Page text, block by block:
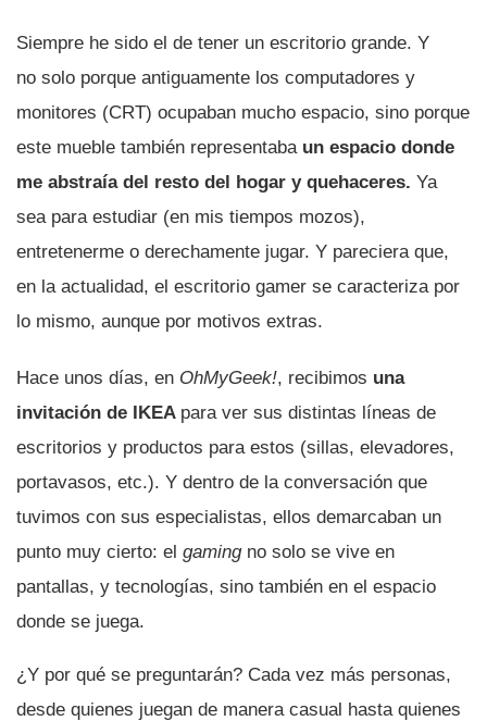
Siempre he sido el de tener un escritorio grande. Y
no solo porque antiguamente los computadores y
monitores (CRT) ocupaban mucho espacio, sino porque
este mueble también representaba un espacio donde
me abstraía del resto del hogar y quehaceres. Ya
sea para estudiar (en mis tiempos mozos),
entretenerme o derechamente jugar. Y pareciera que,
en la actualidad, el escritorio gamer se caracteriza por
lo mismo, aunque por motivos extras.
Hace unos días, en OhMyGeek!, recibimos una
invitación de IKEA para ver sus distintas líneas de
escritorios y productos para estos (sillas, elevadores,
portavasos, etc.). Y dentro de la conversación que
tuvimos con sus especialistas, ellos demarcaban un
punto muy cierto: el gamingno solo se vive en
pantallas, y tecnologías, sino también en el espacio
donde se juega.
¿Y por qué se preguntarán? Cada vez más personas,
desde quienes juegan de manera casual hasta quienes